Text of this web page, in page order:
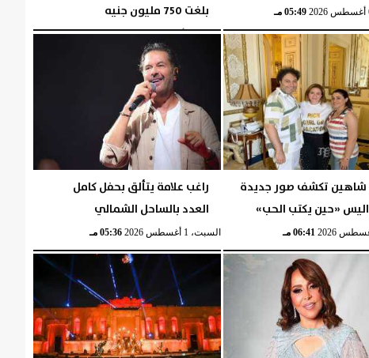
05:49 مـ
بلغت 750 مليون جنيه
الإثنين، 3 أغسطس 2026 06:43 مـ
شاهين تكشف صور جديدة
«حين يكتب الحب»
06:41 مـ
راغب علامة يتألق بحفل كامل
العدد بالساحل الشمالي
السبت، 1 أغسطس 2026 05:36 مـ